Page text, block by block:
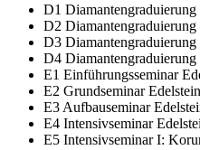
D1 Diamantengraduierung
D2 Diamantengraduierung
D3 Diamantengraduierung
D4 Diamantengraduierung
E1 Einführungsseminar
E2 Grundseminar
E3 Aufbauseminar
E4 Intensivseminar
E5 Intensivseminar I: